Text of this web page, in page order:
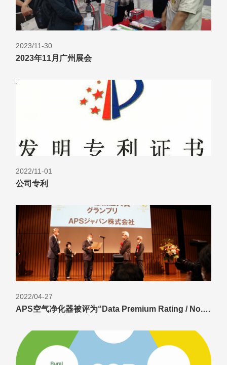
2023/11-30
2023年11月广州展会
2022/11-01
公司专利
2022/04-27
APS空气净化器被评为“Data Premium Rating / No. 1 Certification”